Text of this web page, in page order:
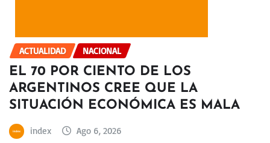
ACTUALIDAD NACIONAL
EL 70 POR CIENTO DE LOS
ARGENTINOS CREE QUE LA
SITUACIÓN ECONÓMICA ES MALA
index Ago 6, 2026